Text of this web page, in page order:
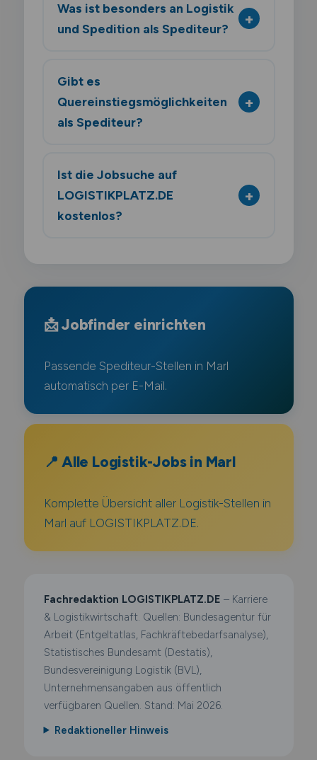
Was ist besonders an Logistik
und Spedition als Spediteur?
Gibt es
Quereinstiegsmöglichkeiten
als Spediteur?
Ist die Jobsuche auf
LOGISTIKPLATZ.DE
kostenlos?
📩 Jobfinder einrichten
Passende Spediteur-Stellen in Marl
automatisch per E-Mail.
📍 Alle Logistik-Jobs in Marl
Komplette Übersicht aller Logistik-Stellen in
Marl auf LOGISTIKPLATZ.DE.
Fachredaktion LOGISTIKPLATZ.DE – Karriere
& Logistikwirtschaft. Quellen: Bundesagentur für
Arbeit (Entgeltatlas, Fachkräftebedarfsanalyse),
Statistisches Bundesamt (Destatis),
Bundesvereinigung Logistik (BVL),
Unternehmensangaben aus öffentlich
verfügbaren Quellen. Stand: Mai 2026.
Redaktioneller Hinweis